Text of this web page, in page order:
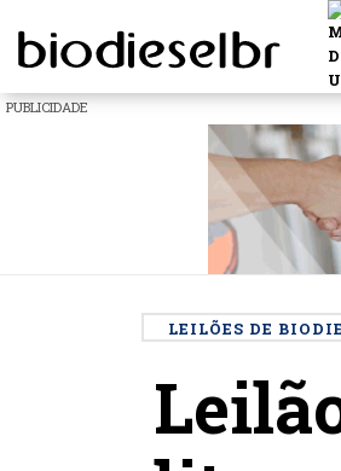
PUBLICIDADE
LEILÕES DE